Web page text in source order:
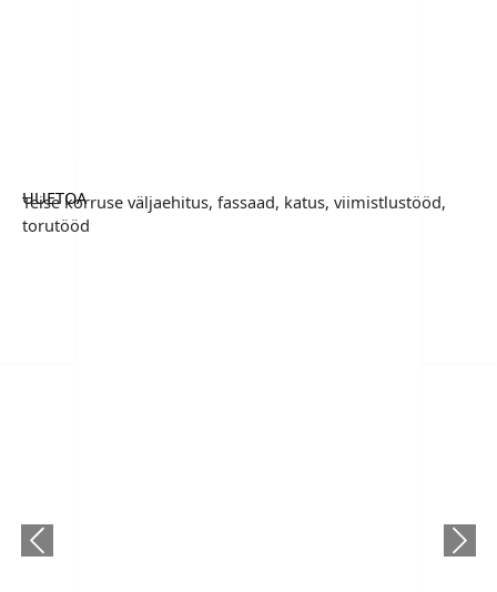
UUETOA
Teise korruse väljaehitus, fassaad, katus, viimistlustööd,
torutööd
Previous Next